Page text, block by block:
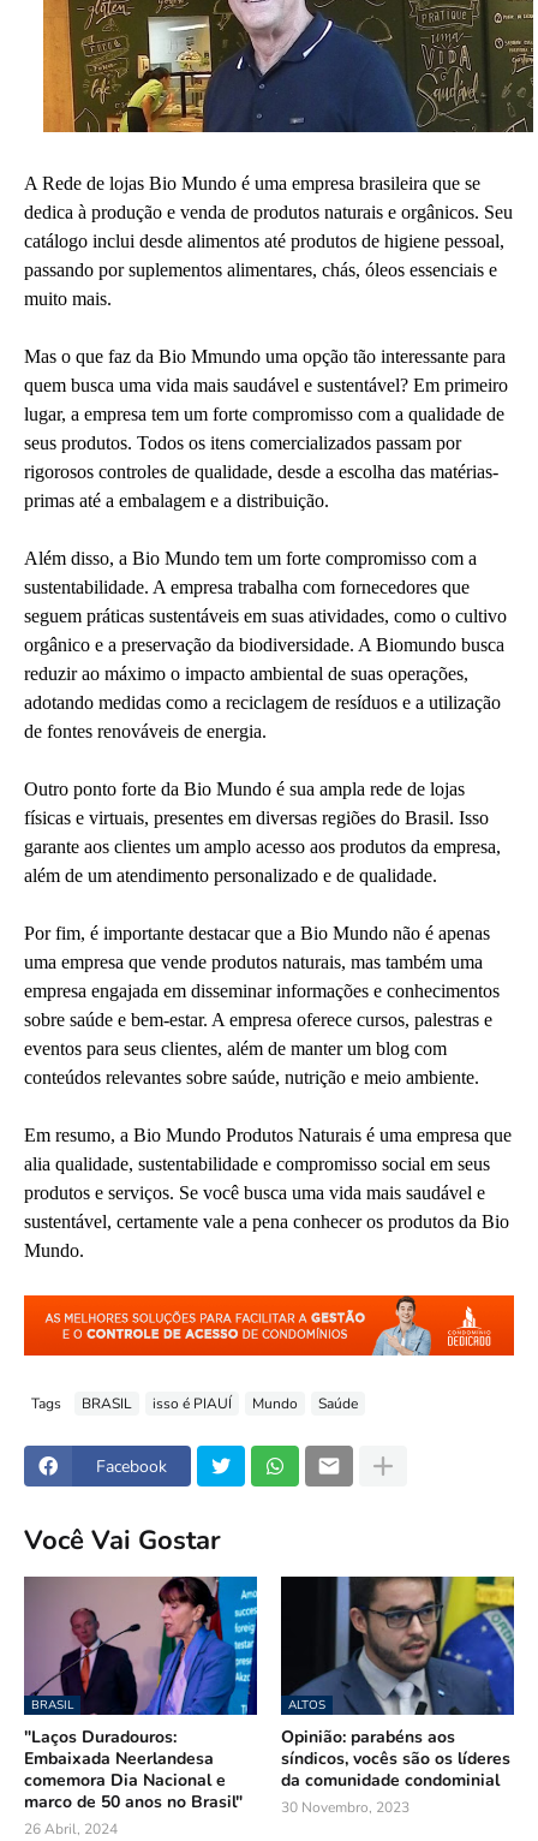
A Rede de lojas Bio Mundo é uma empresa brasileira que se
dedica à produção e venda de produtos naturais e orgânicos. Seu
catálogo inclui desde alimentos até produtos de higiene pessoal,
passando por suplementos alimentares, chás, óleos essenciais e
muito mais.
Mas o que faz da Bio Mmundo uma opção tão interessante para
quem busca uma vida mais saudável e sustentável? Em primeiro
lugar, a empresa tem um forte compromisso com a qualidade de
seus produtos. Todos os itens comercializados passam por
rigorosos controles de qualidade, desde a escolha das matérias-
primas até a embalagem e a distribuição.
Além disso, a Bio Mundo tem um forte compromisso com a
sustentabilidade. A empresa trabalha com fornecedores que
seguem práticas sustentáveis em suas atividades, como o cultivo
orgânico e a preservação da biodiversidade. A Biomundo busca
reduzir ao máximo o impacto ambiental de suas operações,
adotando medidas como a reciclagem de resíduos e a utilização
de fontes renováveis de energia.
Outro ponto forte da Bio Mundo é sua ampla rede de lojas
físicas e virtuais, presentes em diversas regiões do Brasil. Isso
garante aos clientes um amplo acesso aos produtos da empresa,
além de um atendimento personalizado e de qualidade.
Por fim, é importante destacar que a Bio Mundo não é apenas
uma empresa que vende produtos naturais, mas também uma
empresa engajada em disseminar informações e conhecimentos
sobre saúde e bem-estar. A empresa oferece cursos, palestras e
eventos para seus clientes, além de manter um blog com
conteúdos relevantes sobre saúde, nutrição e meio ambiente.
Em resumo, a Bio Mundo Produtos Naturais é uma empresa que
alia qualidade, sustentabilidade e compromisso social em seus
produtos e serviços. Se você busca uma vida mais saudável e
sustentável, certamente vale a pena conhecer os produtos da Bio
Mundo.
Tags BRASIL isso é PIAUÍ Mundo Saúde
Facebook
Você Vai Gostar
BRASIL
"Laços Duradouros:
Embaixada Neerlandesa
comemora Dia Nacional e
marco de 50 anos no Brasil"
26 Abril, 2024
ALTOS
Opinião: parabéns aos
síndicos, vocês são os líderes
da comunidade condominial
30 Novembro, 2023